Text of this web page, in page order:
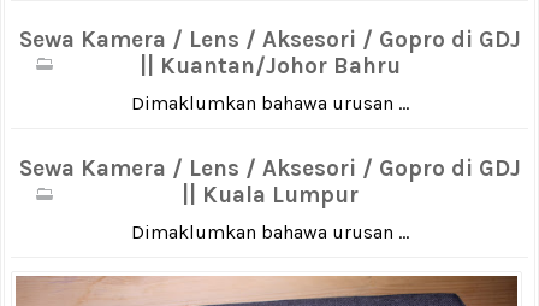
Sewa Kamera / Lens / Aksesori / Gopro di GDJ
|| Kuantan/Johor Bahru
Dimaklumkan bahawa urusan ...
Sewa Kamera / Lens / Aksesori / Gopro di GDJ
|| Kuala Lumpur
Dimaklumkan bahawa urusan ...